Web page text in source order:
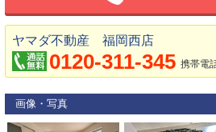
ヤマダ不動産 福岡西店
0120-311-345 携帯電
画像・写真